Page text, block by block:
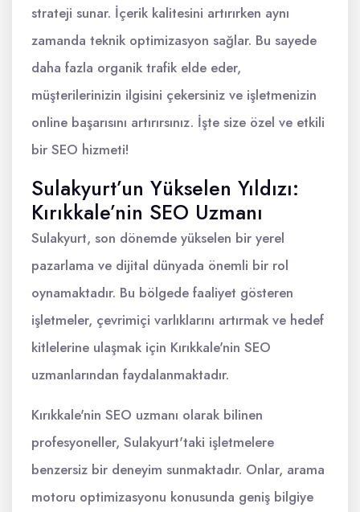
strateji sunar. İçerik kalitesini artırırken aynı
zamanda teknik optimizasyon sağlar. Bu sayede
daha fazla organik trafik elde eder,
müşterilerinizin ilgisini çekersiniz ve işletmenizin
online başarısını artırırsınız. İşte size özel ve etkili
bir SEO hizmeti!
Sulakyurt’un Yükselen Yıldızı:
Kırıkkale’nin SEO Uzmanı
Sulakyurt, son dönemde yükselen bir yerel
pazarlama ve dijital dünyada önemli bir rol
oynamaktadır. Bu bölgede faaliyet gösteren
işletmeler, çevrimiçi varlıklarını artırmak ve hedef
kitlelerine ulaşmak için Kırıkkale'nin SEO
uzmanlarından faydalanmaktadır.
Kırıkkale'nin SEO uzmanı olarak bilinen
profesyoneller, Sulakyurt'taki işletmelere
benzersiz bir deneyim sunmaktadır. Onlar, arama
motoru optimizasyonu konusunda geniş bilgiye